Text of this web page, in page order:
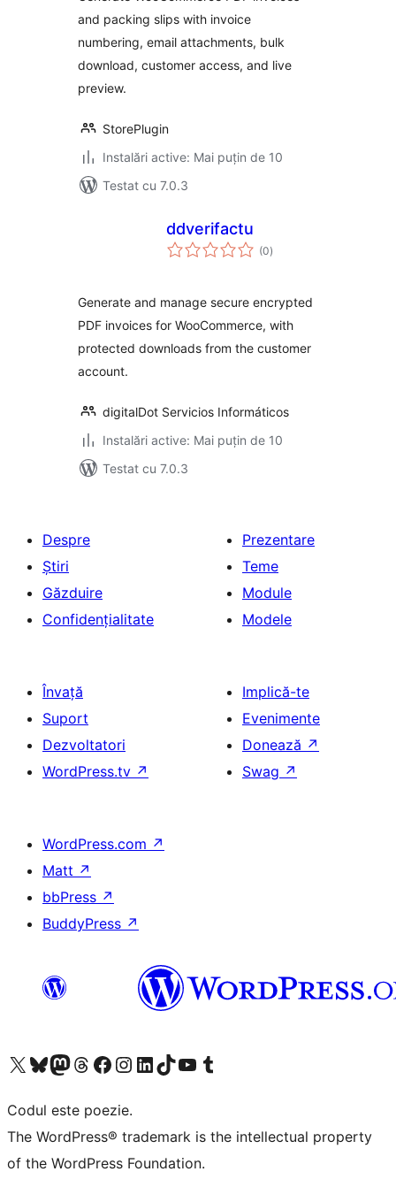
and packing slips with invoice
numbering, email attachments, bulk
download, customer access, and live
preview.
StorePlugin
Instalări active: Mai puțin de 10
Testat cu 7.0.3
ddverifactu
(0total
aprecieri
)
Generate and manage secure encrypted
PDF invoices for WooCommerce, with
protected downloads from the customer
account.
digitalDot Servicios Informáticos
Instalări active: Mai puțin de 10
Testat cu 7.0.3
Despre
Știri
Găzduire
Confidențialitate
Prezentare
Teme
Module
Modele
Învață
Suport
Dezvoltatori
WordPress.tv ↗
Implică-te
Evenimente
Donează ↗
Swag ↗
WordPress.com ↗
Matt ↗
bbPress ↗
BuddyPress ↗
Mergi la contul nostru X (fost Twitter)
Vizitează contul nostru Bluesky
Vizitează contul nostru Mastodon
Vizitează contul nostru Threads
Vizitează pagina noastră Facebook
Vizitează-ne pe Instagram
Vizitează-ne pe LinkedIn
Vizitează contul nostru TikTok
Vizitează canalul nostru YouTube
Vizitează contul nostru Tumblr
Codul este poezie.
The WordPress® trademark is the intellectual property
of the WordPress Foundation.